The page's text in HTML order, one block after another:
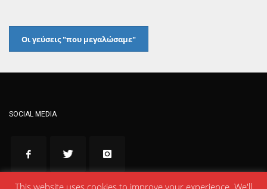
Οι γεύσεις "που μεγαλώσαμε"
SOCIAL MEDIA